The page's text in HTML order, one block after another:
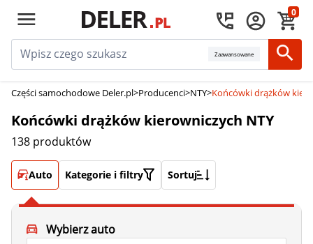
0
Zaawansowane
Części samochodowe Deler.pl>Producenci>NTY>Końcówki drążków
Końcówki drążków kierowniczych NTY
138 produktów
Auto Kategorie i filtry Sortuj
Wybierz auto